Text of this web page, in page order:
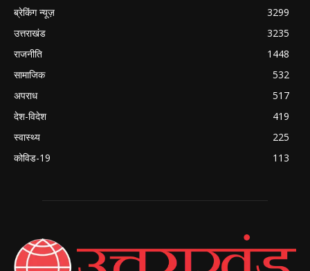
ब्रेकिंग न्यूज़
3299
उत्तराखंड
3235
राजनीति
1448
सामाजिक
532
अपराध
517
देश-विदेश
419
स्वास्थ्य
225
कोविड-19
113